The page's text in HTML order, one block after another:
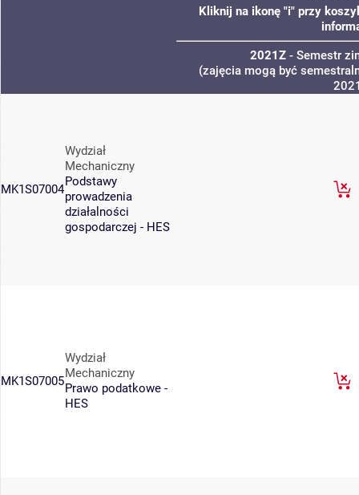
Kliknij na ikonę "i" przy
2021Z - Semestr
(zajęcia mogą być
MK1S07004
Wydział
Mechaniczny
Podstawy
prowadzenia
działalności
gospodarczej - HES
MK1S07005
Wydział
Mechaniczny
Prawo podatkowe -
HES